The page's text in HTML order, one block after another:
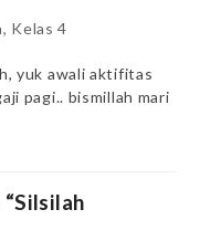
, Kelas 4
yuk awali aktifitas
pagi.. bismillah mari